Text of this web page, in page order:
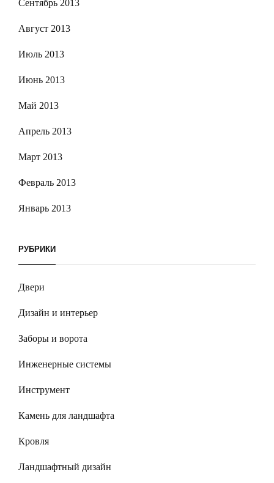
Сентябрь 2013
Август 2013
Июль 2013
Июнь 2013
Май 2013
Апрель 2013
Март 2013
Февраль 2013
Январь 2013
РУБРИКИ
Двери
Дизайн и интерьер
Заборы и ворота
Инженерные системы
Инструмент
Камень для ландшафта
Кровля
Ландшафтный дизайн